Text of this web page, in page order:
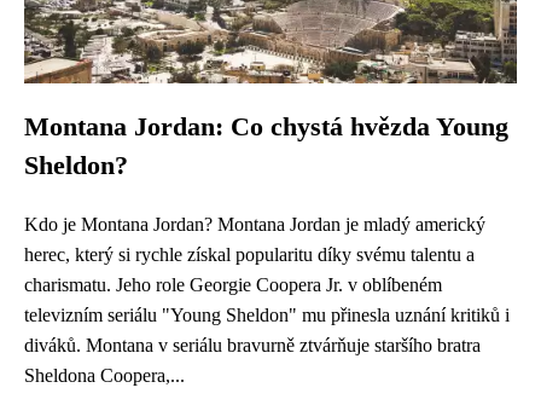
Montana Jordan: Co chystá hvězda Young
Sheldon?
Kdo je Montana Jordan? Montana Jordan je mladý americký
herec, který si rychle získal popularitu díky svému talentu a
charismatu. Jeho role Georgie Coopera Jr. v oblíbeném
televizním seriálu "Young Sheldon" mu přinesla uznání kritiků i
diváků. Montana v seriálu bravurně ztvárňuje staršího bratra
Sheldona Coopera,...